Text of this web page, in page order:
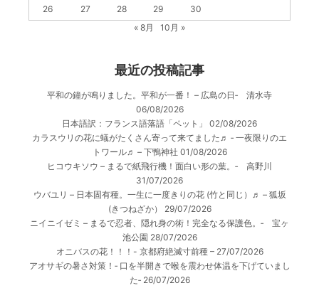
26 27 28 29
30
« 8月
10月 »
最近の投稿記事
平和の鐘が鳴りました。平和が一番！ – 広島の日‐ 清水寺
06/08/2026
日本語訳：フランス語落語「ペット」
02/08/2026
カラスウリの花に蟻がたくさん寄って来てました♬ ‐ 一夜限りのエ
トワール♬ – 下鴨神社 01/08/2026
ヒコウキソウ – まるで紙飛行機！面白い形の葉。‐ 高野川
31/07/2026
ウバユリ – 日本固有種。一生に一度きりの花 (竹と同じ）♬ – 狐坂
(きつねざか）
29/07/2026
ニイニイゼミ – まるで忍者、隠れ身の術！完全なる保護色。‐ 宝ヶ
池公園 28/07/2026
オニバスの花！！！- 京都府絶滅寸前種 – 27/07/2026
アオサギの暑さ対策！‐ 口を半開きで喉を震わせ体温を下げていまし
た‐ 26/07/2026